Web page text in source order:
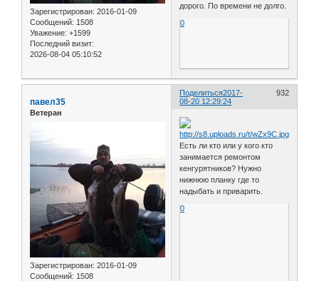
Зарегистрирован: 2016-01-09
Сообщений: 1508
Уважение: +1599
Последний визит:
2026-08-04 05:10:52
дорого. По времени не долго.
0
Поделиться 932
2017-
08-20 12:29:24
павел35
Ветеран
Зарегистрирован: 2016-01-09
Сообщений: 1508
Есть ли кто или у кого кто
занимается ремонтом
кенгурятников? Нужно
нижнюю планку где то
надыбать и приварить.
0